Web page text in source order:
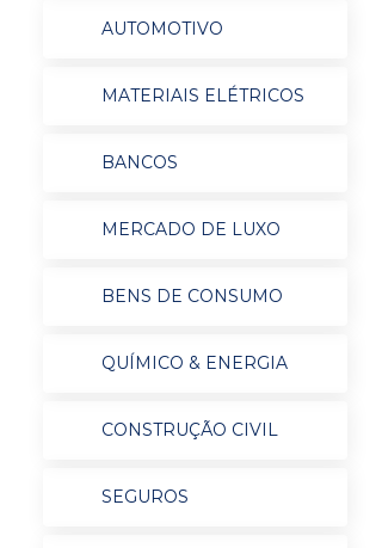
AUTOMOTIVO
MATERIAIS ELÉTRICOS
BANCOS
MERCADO DE LUXO
BENS DE CONSUMO
QUÍMICO & ENERGIA
CONSTRUÇÃO CIVIL
SEGUROS